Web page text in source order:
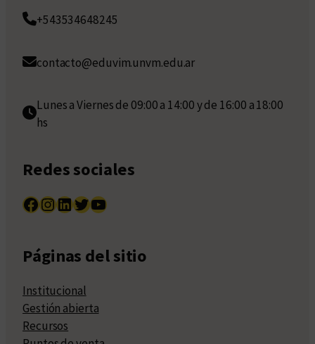
+543534648245
contacto@eduvim.unvm.edu.ar
Lunes a Viernes de 09:00 a 14:00 y de 16:00 a 18:00
hs
Redes sociales
Facebook InstagramLinkedIn Twitter YouTube
Páginas del sitio
Institucional
Gestión abierta
Recursos